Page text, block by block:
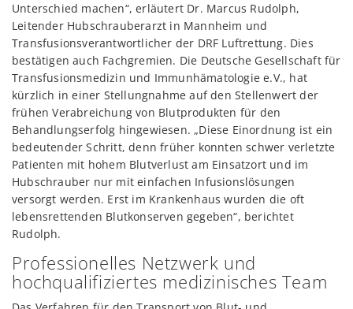
Unterschied machen“, erläutert Dr. Marcus Rudolph,
Leitender Hubschrauberarzt in Mannheim und
Transfusionsverantwortlicher der DRF Luftrettung. Dies
bestätigen auch Fachgremien. Die Deutsche Gesellschaft für
Transfusionsmedizin und Immunhämatologie e.V., hat
kürzlich in einer Stellungnahme auf den Stellenwert der
frühen Verabreichung von Blutprodukten für den
Behandlungserfolg hingewiesen. „Diese Einordnung ist ein
bedeutender Schritt, denn früher konnten schwer verletzte
Patienten mit hohem Blutverlust am Einsatzort und im
Hubschrauber nur mit einfachen Infusionslösungen
versorgt werden. Erst im Krankenhaus wurden die oft
lebensrettenden Blutkonserven gegeben“, berichtet
Rudolph.
Professionelles Netzwerk und
hochqualifiziertes medizinisches Team